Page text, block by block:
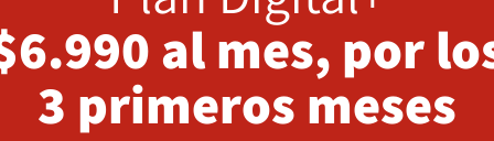
al mes, por
3 primeros meses